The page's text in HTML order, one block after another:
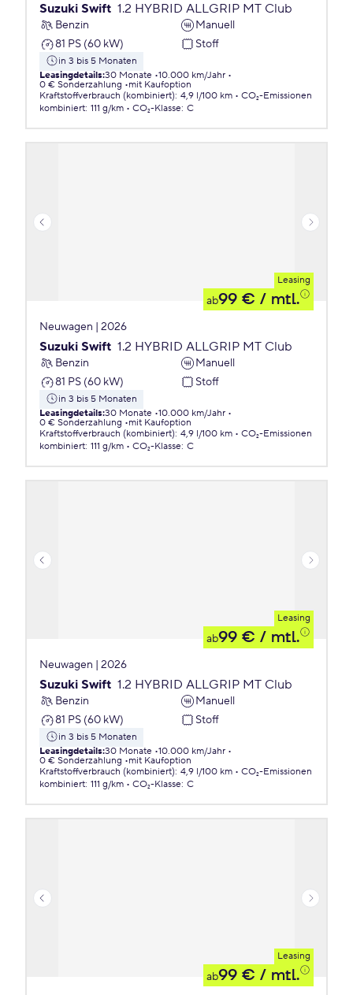
Suzuki Swift 1.2 HYBRID ALLGRIP MT Club
Benzin
Manuell
81 PS (60 kW)
Stoff
in 3 bis 5 Monaten
Leasingdetails:30 Monate 10.000 km/Jahr
0 € Sonderzahlung
mit Kaufoption
Kraftstoffverbrauch (kombiniert): 4,9 l/100 km
CO₂-Emissionen
kombiniert: 111 g/km CO₂-Klasse: C
Leasing
ab99 € / mtl.
Neuwagen | 2026
Suzuki Swift 1.2 HYBRID ALLGRIP MT Club
Benzin
Manuell
81 PS (60 kW)
Stoff
in 3 bis 5 Monaten
Leasingdetails:30 Monate 10.000 km/Jahr
0 € Sonderzahlung
mit Kaufoption
Kraftstoffverbrauch (kombiniert): 4,9 l/100 km
CO₂-Emissionen
kombiniert: 111 g/km CO₂-Klasse: C
Leasing
ab99 € / mtl.
Neuwagen | 2026
Suzuki Swift 1.2 HYBRID ALLGRIP MT Club
Benzin
Manuell
81 PS (60 kW)
Stoff
in 3 bis 5 Monaten
Leasingdetails:30 Monate 10.000 km/Jahr
0 € Sonderzahlung
mit Kaufoption
Kraftstoffverbrauch (kombiniert): 4,9 l/100 km
CO₂-Emissionen
kombiniert: 111 g/km CO₂-Klasse: C
Leasing
ab99 € / mtl.